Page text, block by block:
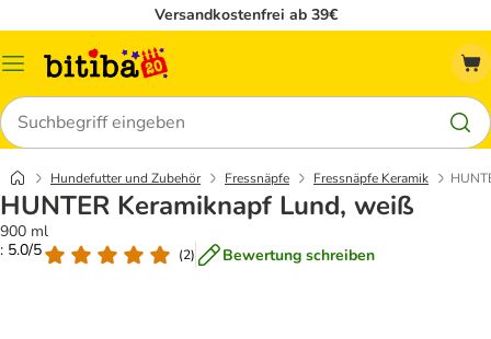
Versandkostenfrei ab 39€
Menü
Suchen
Hundefutter und Zubehör Fressnäpfe Fressnäpfe Keramik
HUNTER Keramiknapf Lund, weiß
900 ml
: 5.0/5
(2) Bewertung schreiben